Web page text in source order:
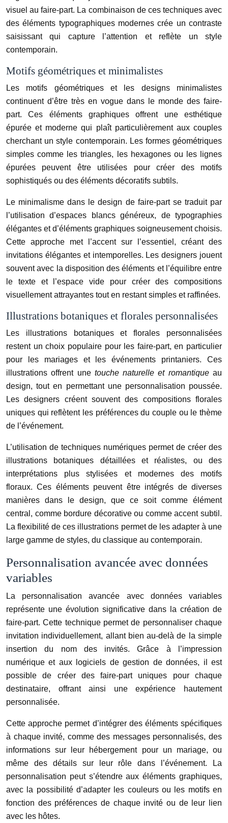
visuel au faire-part. La combinaison de ces techniques avec
des éléments typographiques modernes crée un contraste
saisissant qui capture l’attention et reflète un style
contemporain.
Motifs géométriques et minimalistes
Les motifs géométriques et les designs minimalistes
continuent d’être très en vogue dans le monde des faire-
part. Ces éléments graphiques offrent une esthétique
épurée et moderne qui plaît particulièrement aux couples
cherchant un style contemporain. Les formes géométriques
simples comme les triangles, les hexagones ou les lignes
épurées peuvent être utilisées pour créer des motifs
sophistiqués ou des éléments décoratifs subtils.
Le minimalisme dans le design de faire-part se traduit par
l’utilisation d’espaces blancs généreux, de typographies
élégantes et d’éléments graphiques soigneusement choisis.
Cette approche met l’accent sur l’essentiel, créant des
invitations élégantes et intemporelles. Les designers jouent
souvent avec la disposition des éléments et l’équilibre entre
le texte et l’espace vide pour créer des compositions
visuellement attrayantes tout en restant simples et raffinées.
Illustrations botaniques et florales personnalisées
Les illustrations botaniques et florales personnalisées
restent un choix populaire pour les faire-part, en particulier
pour les mariages et les événements printaniers. Ces
illustrations offrent une touche naturelle et romantiqueau
design, tout en permettant une personnalisation poussée.
Les designers créent souvent des compositions florales
uniques qui reflètent les préférences du couple ou le thème
de l’événement.
L’utilisation de techniques numériques permet de créer des
illustrations botaniques détaillées et réalistes, ou des
interprétations plus stylisées et modernes des motifs
floraux. Ces éléments peuvent être intégrés de diverses
manières dans le design, que ce soit comme élément
central, comme bordure décorative ou comme accent subtil.
La flexibilité de ces illustrations permet de les adapter à une
large gamme de styles, du classique au contemporain.
Personnalisation avancée avec données
variables
La personnalisation avancée avec données variables
représente une évolution significative dans la création de
faire-part. Cette technique permet de personnaliser chaque
invitation individuellement, allant bien au-delà de la simple
insertion du nom des invités. Grâce à l’impression
numérique et aux logiciels de gestion de données, il est
possible de créer des faire-part uniques pour chaque
destinataire, offrant ainsi une expérience hautement
personnalisée.
Cette approche permet d’intégrer des éléments spécifiques
à chaque invité, comme des messages personnalisés, des
informations sur leur hébergement pour un mariage, ou
même des détails sur leur rôle dans l’événement. La
personnalisation peut s’étendre aux éléments graphiques,
avec la possibilité d’adapter les couleurs ou les motifs en
fonction des préférences de chaque invité ou de leur lien
avec les hôtes.